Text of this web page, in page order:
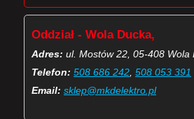
Oddział - Wola Ducka,
Adres: ul. Mostów 22, 05-408 Wola
Telefon: 508 686 242 508 053 391
Email: sklep@mkdelektro.pl